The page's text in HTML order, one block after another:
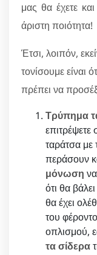
μας θα έχετε
άριστη ποιότητα!
Έτσι, λοιπόν,
τονίσουμε είναι
πρέπει να
Τρύπημα
επιτρέψετε
ταράτσα με
περάσουν
μόνωση
ότι θα
θα έχει
του
οπλισμού,
τα σίδερα